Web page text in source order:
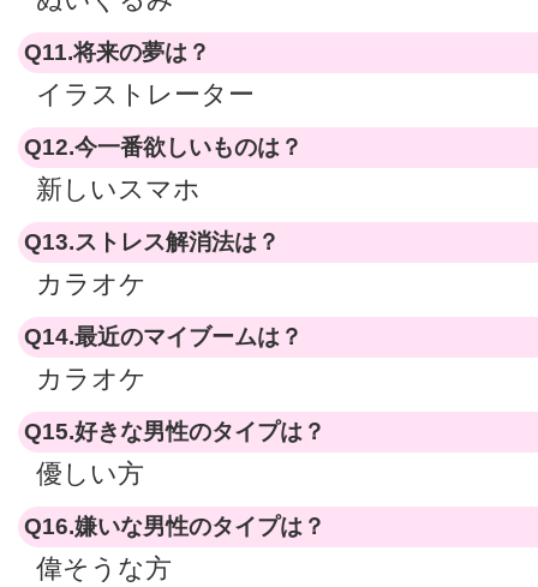
Q11.将来の夢は？
イラストレーター
Q12.今一番欲しいものは？
新しいスマホ
Q13.ストレス解消法は？
カラオケ
Q14.最近のマイブームは？
カラオケ
Q15.好きな男性のタイプは？
優しい方
Q16.嫌いな男性のタイプは？
偉そうな方